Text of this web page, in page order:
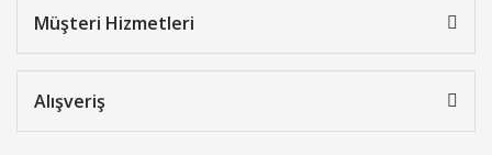
Müşteri Hizmetleri
Alışveriş